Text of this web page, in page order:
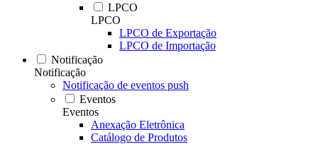
LPCO
LPCO
LPCO de Exportação
LPCO de Importação
Notificação
Notificação
Notificação de eventos push
Eventos
Eventos
Anexação Eletrônica
Catálogo de Produtos